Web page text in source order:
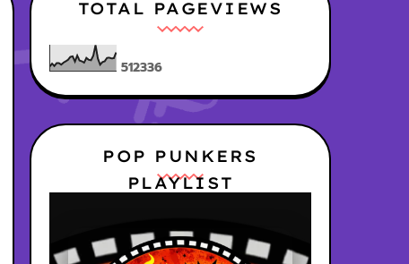
TOTAL PAGEVIEWS
512336
POP PUNKERS
PLAYLIST